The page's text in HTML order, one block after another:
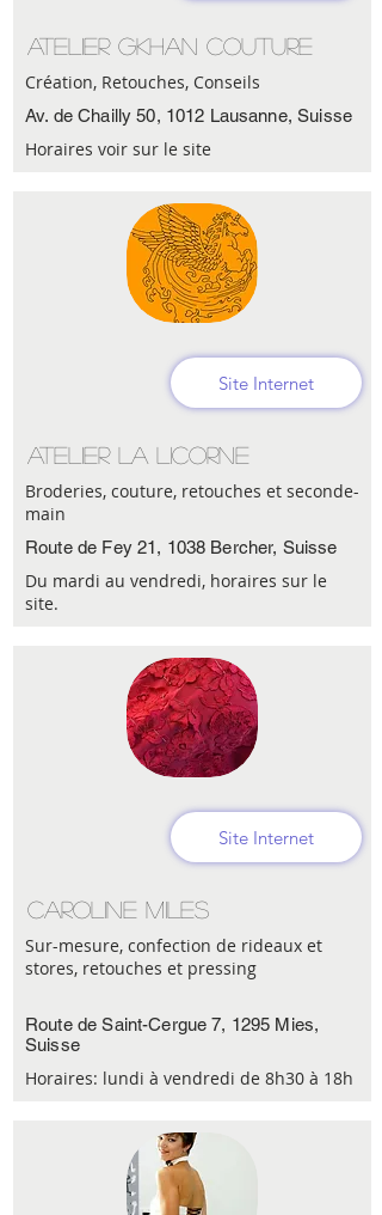
Atelier Gkhan Couture
Création, Retouches, Conseils
Av. de Chailly 50, 1012 Lausanne, Suisse
Horaires voir sur le site
Site Internet
Atelier La Licorne
Broderies, couture, retouches et seconde-
main
Route de Fey 21, 1038 Bercher, Suisse
Du mardi au vendredi, horaires sur le
site.
Site Internet
Caroline Miles
Sur-mesure, confection de rideaux et
stores, retouches et pressing
Route de Saint-Cergue 7, 1295 Mies,
Suisse
Horaires: lundi à vendredi de 8h30 à 18h